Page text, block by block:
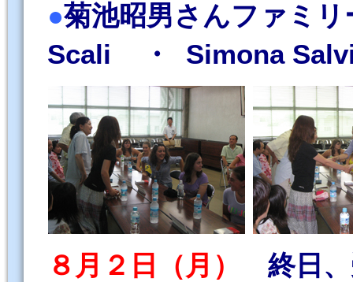
●菊池昭男さんファミ
Scali ・ Simona
８月２日（月）
終日